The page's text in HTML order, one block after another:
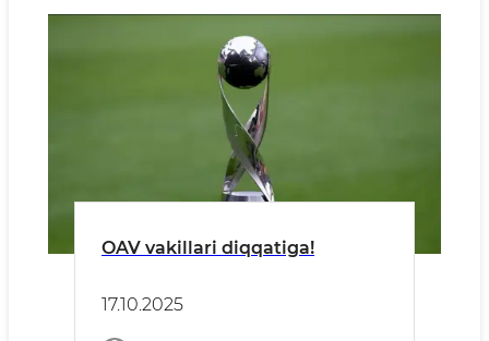
OAV vakillari diqqatiga!
17.10.2025